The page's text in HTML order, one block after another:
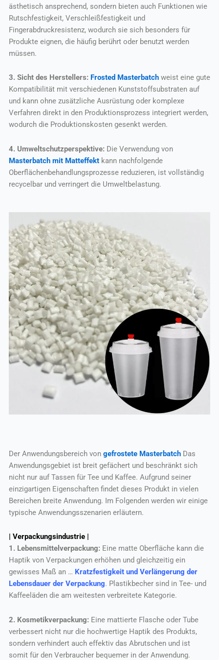
ästhetisch ansprechend, sondern bieten auch Funktionen wie
Rutschfestigkeit, Verschleißfestigkeit und
Fingerabdruckresistenz, wodurch sie sich besonders für
Produkte eignen, die häufig berührt oder benutzt werden
müssen.
3. Sicht des Herstellers: Frosted Masterbatchweist eine gute
Kompatibilität mit verschiedenen Kunststoffsubstraten auf
und kann ohne zusätzliche Ausrüstung oder komplexe
Verfahren direkt in den Produktionsprozess integriert werden,
wodurch die Produktionskosten gesenkt werden.
4. Umweltschutzperspektive: Die Verwendung von
Masterbatch mit Matteffektkann nachfolgende
Oberflächenbehandlungsprozesse reduzieren, ist vollständig
recycelbar und verringert die Umweltbelastung.
Der Anwendungsbereich von gefrostete MasterbatchDas
Anwendungsgebiet ist breit gefächert und beschränkt sich
nicht nur auf Tassen für Tee und Kaffee. Aufgrund seiner
einzigartigen Eigenschaften findet dieses Produkt in vielen
Bereichen breite Anwendung. Im Folgenden werden wir einige
typische Anwendungsszenarien erläutern.
| Verpackungsindustrie |
1. Lebensmittelverpackung: Eine matte Oberfläche kann die
Haptik von Verpackungen erhöhen und gleichzeitig ein
gewisses Maß an … Kratzfestigkeit und Verlängerung der
Lebensdauer der Verpackung. Plastikbecher sind in Tee- und
Kaffeeläden die am weitesten verbreitete Kategorie.
2. Kosmetikverpackung: Eine mattierte Flasche oder Tube
verbessert nicht nur die hochwertige Haptik des Produkts,
sondern verhindert auch effektiv das Abrutschen und ist
somit für den Verbraucher bequemer in der Anwendung.